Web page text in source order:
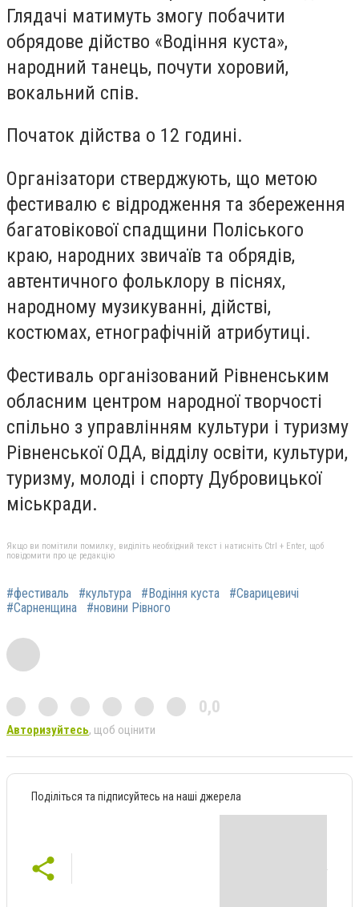
Глядачі матимуть змогу побачити
обрядове дійство «Водіння куста»,
народний танець, почути хоровий,
вокальний спів.
Початок дійства о 12 годині.
Організатори стверджують, що метою
фестивалю є відродження та збереження
багатовікової спадщини Поліського
краю, народних звичаїв та обрядів,
автентичного фольклору в піснях,
народному музикуванні, дійстві,
костюмах, етнографічній атрибутиці.
Фестиваль організований Рівненським
обласним центром народної творчості
спільно з управлінням культури і туризму
Рівненської ОДА, відділу освіти, культури,
туризму, молоді і спорту Дубровицької
міськради.
Якщо ви помітили помилку, виділіть необхідний текст і натисніть Ctrl + Enter, щоб
повідомити про це редакцію
#фестиваль #культура #Водіння куста
#Сварицевичі
#Сарненщина
#новини Рівного
0,0
Авторизуйтесь, щоб оцінити
Поділіться та підписуйтесь на наші джерела